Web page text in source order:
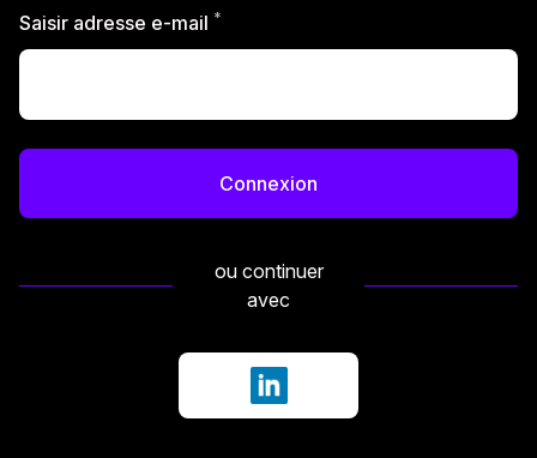
Saisir adresse e-mail *
Connexion
ou continuer
avec
Se connecter avec LinkedIn